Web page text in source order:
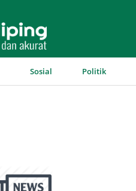
Sosial Politik